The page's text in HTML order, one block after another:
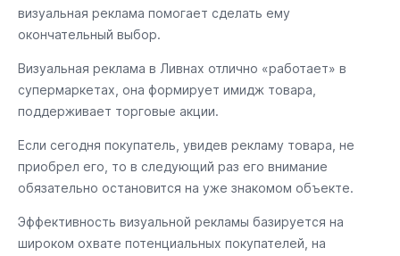
визуальная реклама помогает сделать ему
окончательный выбор.
Визуальная реклама в Ливнах отлично «работает» в
супермаркетах, она формирует имидж товара,
поддерживает торговые акции.
Если сегодня покупатель, увидев рекламу товара, не
приобрел его, то в следующий раз его внимание
обязательно остановится на уже знакомом объекте.
Эффективность визуальной рекламы базируется на
широком охвате потенциальных покупателей, на